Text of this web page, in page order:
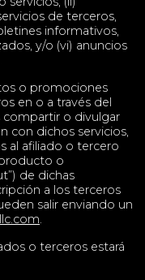
de terceros,
informativos,
y/o (vi) anuncios
o promociones
en o a través del
compartir o divulgar
con dichos servicios,
al afiliado o tercero
o
de dichas
a los terceros
salir enviando un
.
o terceros estará